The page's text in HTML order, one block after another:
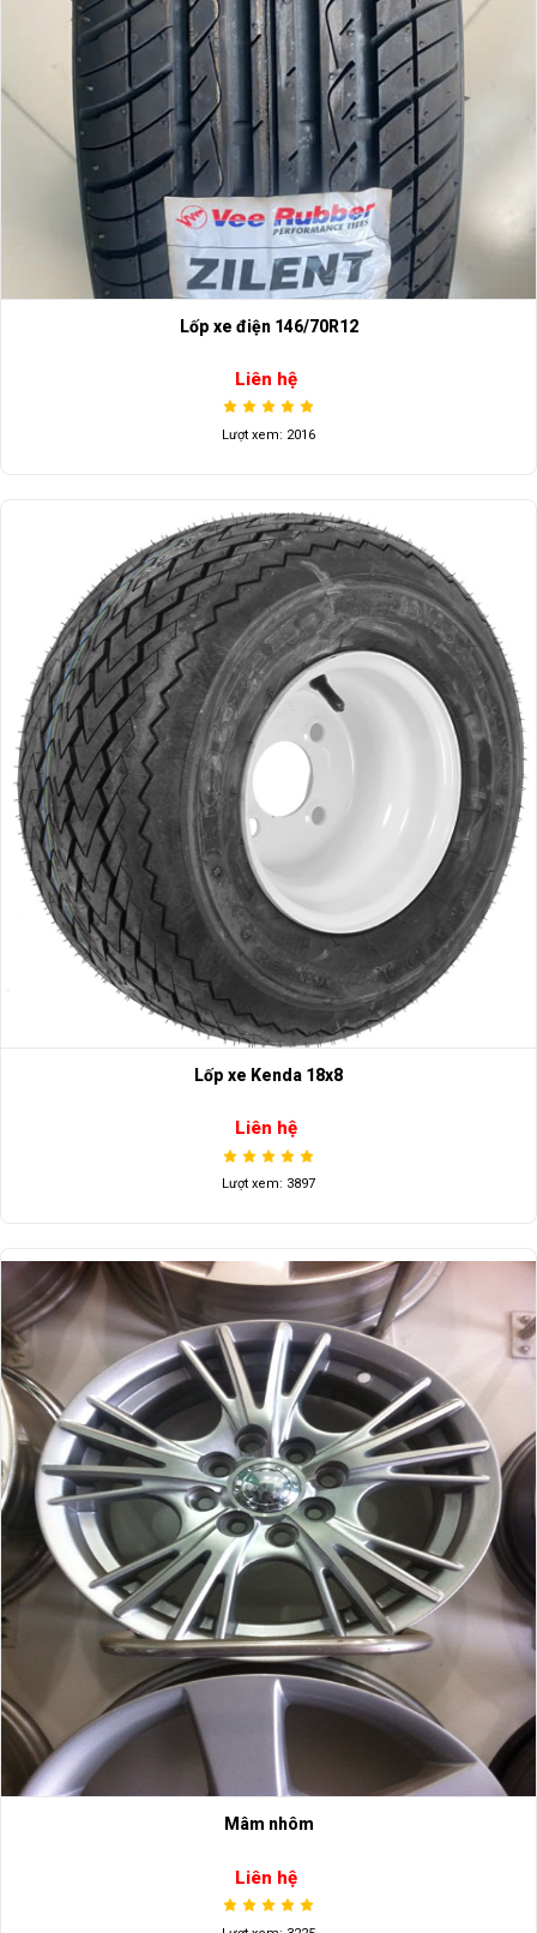
Lốp xe điện 146/70R12
Liên hệ
Lượt xem: 2016
Lốp xe Kenda 18x8
Liên hệ
Lượt xem: 3897
Mâm nhôm
Liên hệ